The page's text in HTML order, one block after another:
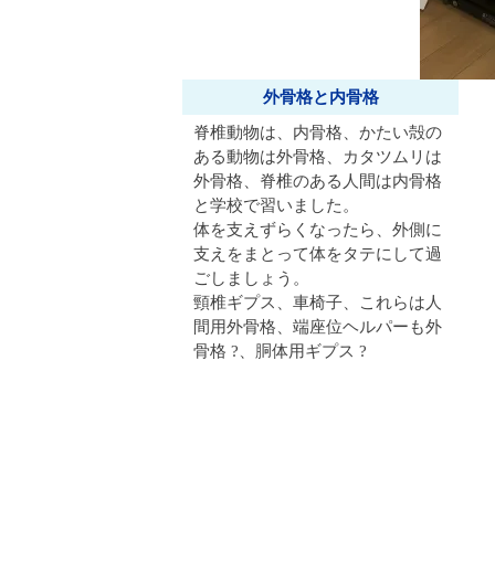
外骨格と内骨格
脊椎動物は、内骨格、かたい殻の
ある動物は外骨格、カタツムリは
外骨格、脊椎のある人間は内骨格
と学校で習いました。
体を支えずらくなったら、外側に
支えをまとって体をタテにして過
ごしましょう。
頸椎ギプス、車椅子、これらは人
間用外骨格、端座位ヘルパーも外
骨格 ?、胴体用ギプス ?